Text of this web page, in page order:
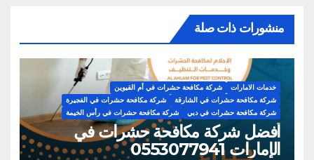
منشورات ذات صلة
خدمات الامارات
شركة مكافحة حشرات في أم القيوين
شركة مكافحة حشرات في الشارقة
شركة مكافحة حشرات في الفجيرة
شركة مكافحة حشرات في دبي
شركة مكافحة حشرات في رأس الخيمة
أفضل شركة مكافحة حشرات في
الإمارات 0553077941